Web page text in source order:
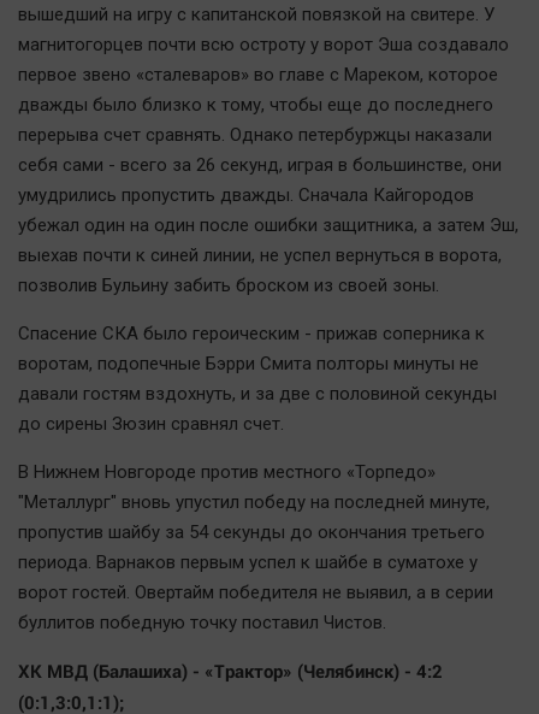
Культура
Мнения
Спорт
Технологии
Отраслевые темы
Автомобили
Банки
Новости компаний
Прогулки по городу Ч
Спецпроект
Статистика
Челябинск космический
вышедший на игру с капитанской повязкой на свитере. У
магнитогорцев почти всю остроту у ворот Эша создавало
первое звено «сталеваров» во главе с Мареком, которое
дважды было близко к тому, чтобы еще до последнего
перерыва счет сравнять. Однако петербуржцы наказали
себя сами - всего за 26 секунд, играя в большинстве, они
умудрились пропустить дважды. Сначала Кайгородов
убежал один на один после ошибки защитника, а затем Эш,
выехав почти к синей линии, не успел вернуться в ворота,
позволив Бульину забить броском из своей зоны.
Спасение СКА было героическим - прижав соперника к
воротам, подопечные Бэрри Смита полторы минуты не
давали гостям вздохнуть, и за две с половиной секунды
до сирены Зюзин сравнял счет.
В Нижнем Новгороде против местного «Торпедо»
"Металлург" вновь упустил победу на последней минуте,
пропустив шайбу за 54 секунды до окончания третьего
периода. Варнаков первым успел к шайбе в суматохе у
ворот гостей. Овертайм победителя не выявил, а в серии
буллитов победную точку поставил Чистов.
ХК МВД (Балашиха) - «Трактор» (Челябинск) - 4:2
(0:1,3:0,1:1);